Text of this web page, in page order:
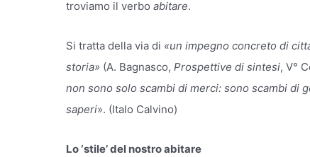
troviamo il verbo abitare.
Si tratta della via di «un impegno concreto di
storia» (A. Bagnasco, Prospettive di sintesi, V°
non sono solo scambi di merci: sono scambi di
saperi». (Italo Calvino)
Lo ‘stile’ del nostro abitare